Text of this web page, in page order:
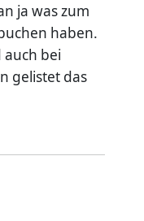
ja was zum
haben.
auch bei
gelistet das